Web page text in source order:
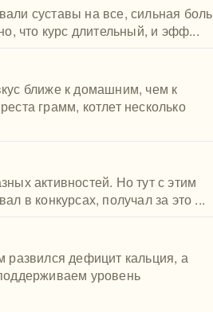
суставы на все, сильная боль
что курс длительный, и эфф...
ближе к домашним, чем к
грамм, котлет несколько
активностей. Но тут с этим
в конкурсах, получал за это ...
развился дефицит кальция, а
уровень